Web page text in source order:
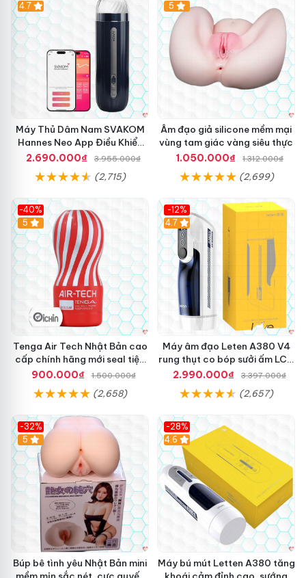
Hot
4.7
Máy Thủ Dâm Nam SVAKOM
Hannes Neo App Điều Khiển
Xa Cao Cấp
2.690.000₫ 3.955.000₫
(2,715)
Hot
5
Âm đạo giả silicone mềm mại
vùng tam giác vàng siêu thực
1.050.000₫
1.312.000₫
(2,699)
-40%
Hot
5
Tenga Air Tech Nhật Bản cao
cấp chính hãng mới seal tiện
lợi
900.000₫ 1.500.000₫
(2,658)
-12%
Hot
4.7
Máy âm đạo Leten A380 V4
rung thụt co bóp sưởi ấm LCD
đẹp
2.990.000₫ 3.397.000₫
(2,657)
-32%
Hot
5
Búp bê tình yêu Nhật Bản mini
-28%
Hot
4.6
Máy bú mút Letten A380 tăng